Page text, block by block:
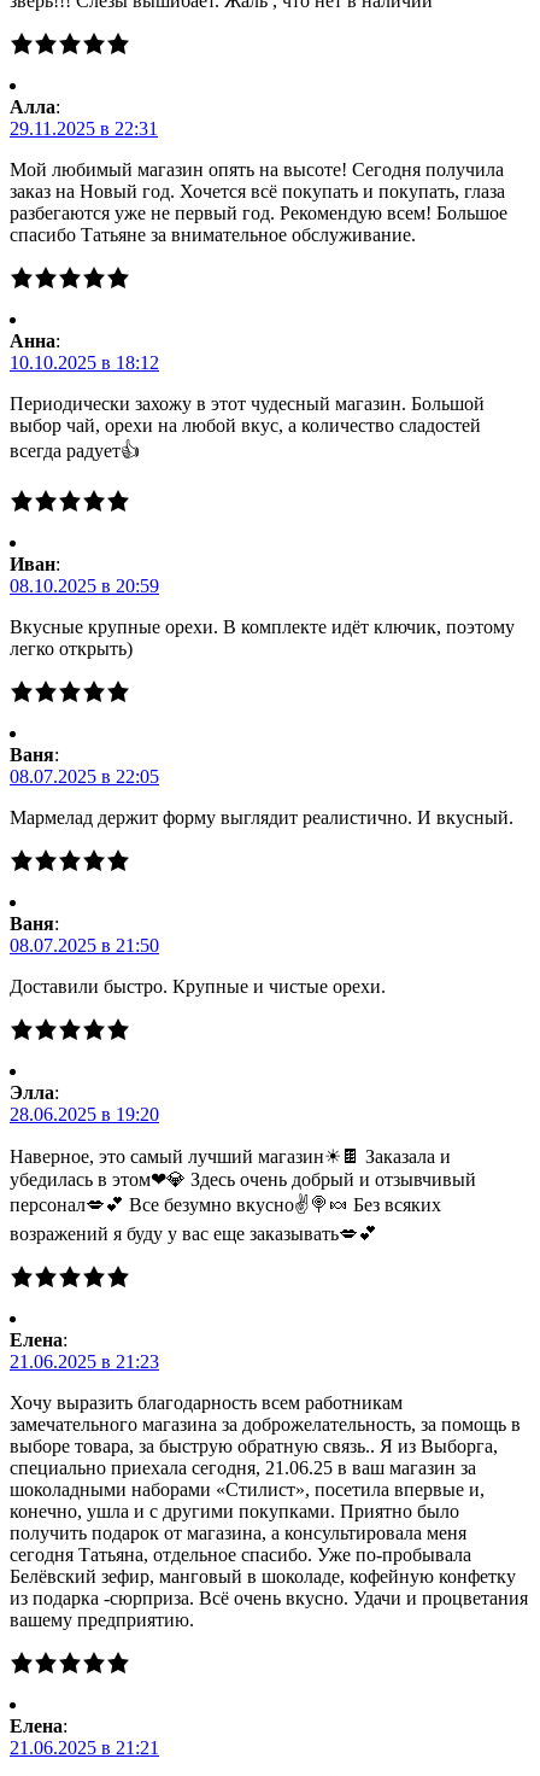
Алла:
29.11.2025 в 22:31
Мой любимый магазин опять на высоте! Сегодня получила
заказ на Новый год. Хочется всё покупать и покупать, глаза
разбегаются уже не первый год. Рекомендую всем! Большое
спасибо Татьяне за внимательное обслуживание.
Анна:
10.10.2025 в 18:12
Периодически захожу в этот чудесный магазин. Большой
выбор чай, орехи на любой вкус, а количество сладостей
всегда радует👍
Иван:
08.10.2025 в 20:59
Вкусные крупные орехи. В комплекте идёт ключик, поэтому
легко открыть)
Ваня:
08.07.2025 в 22:05
Мармелад держит форму выглядит реалистично. И вкусный.
Ваня:
08.07.2025 в 21:50
Доставили быстро. Крупные и чистые орехи.
Элла:
28.06.2025 в 19:20
Наверное, это самый лучший магазин☀🍫 Заказала и
убедилась в этом❤💎 Здесь очень добрый и отзывчивый
персонал💋💕 Все безумно вкусно✌🍭🍬 Без всяких
возражений я буду у вас еще заказывать💋💕
Елена:
21.06.2025 в 21:23
Хочу выразить благодарность всем работникам
замечательного магазина за доброжелательность, за помощь в
выборе товара, за быструю обратную связь.. Я из Выборга,
специально приехала сегодня, 21.06.25 в ваш магазин за
шоколадными наборами «Стилист», посетила впервые и,
конечно, ушла и с другими покупками. Приятно было
получить подарок от магазина, а консультировала меня
сегодня Татьяна, отдельное спасибо. Уже по-пробывала
Белёвский зефир, манговый в шоколаде, кофейную конфетку
из подарка -сюрприза. Всё очень вкусно. Удачи и процветания
вашему предприятию.
Елена:
21.06.2025 в 21:21